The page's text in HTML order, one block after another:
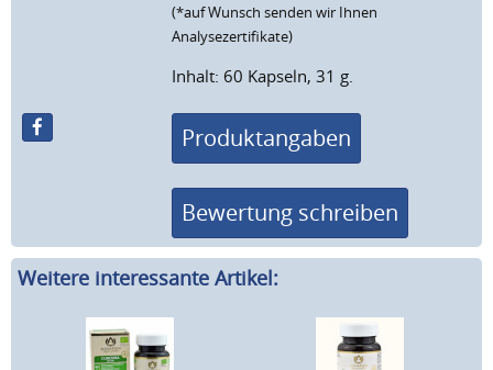
(*auf Wunsch senden wir Ihnen
Analysezertifikate)
Inhalt: 60 Kapseln, 31 g.
Produktangaben
Bewertung schreiben
Weitere interessante Artikel: